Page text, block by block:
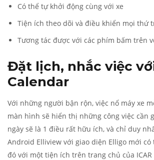
Có thể tự khởi động cùng với xe
Tiện ích theo dõi và điều khiển mọi thứ
Tương tác được với các phím bấm trên
Đặt lịch, nhắc việc
Calendar
Với những người bận rộn, việc nổ máy xe
màn hình sẽ hiển thị những công việc cần
ngày sẽ là 1 điều rất hữu ích, và chỉ duy
Android Elliview với giao diện Elligo mới có
đó với một tiện ích trên trang chủ của ICAR